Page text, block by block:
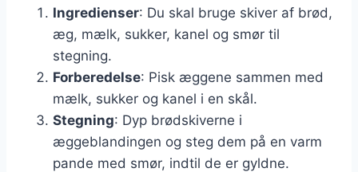
Ingredienser: Du skal bruge skiver af brød,
æg, mælk, sukker, kanel og smør til
stegning.
Forberedelse: Pisk æggene sammen med
mælk, sukker og kanel i en skål.
Stegning: Dyp brødskiverne i
æggeblandingen og steg dem på en varm
pande med smør, indtil de er gyldne.